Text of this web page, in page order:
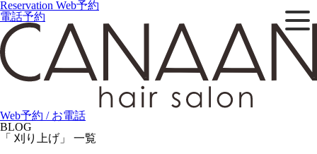
Reservation Web予約
電話予約
Web予約 / お電話
BLOG
「 刈り上げ」 一覧